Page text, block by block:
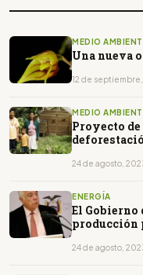
MEDIO
Una nueva
12 de
MEDIO
Proyecto de
24 de agosto,
ENERGÍA
El Gobierno
producción
24 de agosto,